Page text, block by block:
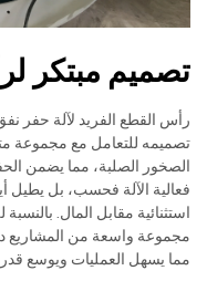
تصميم مبتكر
رأس القطع الفريد لآلة حفر نفق
تصميمه للتعامل مع مجموعة
الصخور الصلبة، مما يضمن
فعالية الآلة فحسب، بل يطيل
استثنائية مقابل المال.
مجموعة واسعة من المشاريع
مما يسهل العمليات ويوسع